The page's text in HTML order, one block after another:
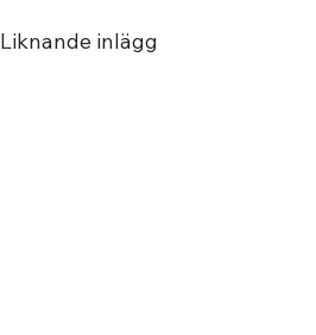
Liknande inlägg